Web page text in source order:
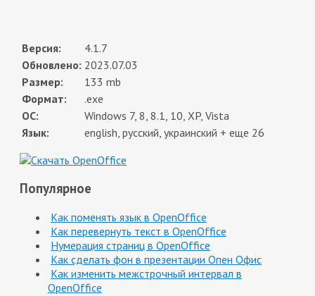
Версия:
4.1.7
Обновлено: 2023.07.03
Размер:
133 mb
Формат:
.exe
ОС:
Windows 7, 8, 8.1, 10, XP, Vista
Язык:
english, русский, украинский + еще 26
Популярное
Как поменять язык в OpenOffice
Как перевернуть текст в OpenOffice
Нумерация страниц в OpenOffice
Как сделать фон в презентации Опен Офис
Как изменить межстрочный интервал в
OpenOffice